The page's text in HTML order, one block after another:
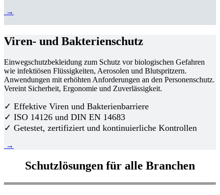
→
Viren- und Bakterienschutz
Einwegschutzbekleidung zum Schutz vor biologischen Gefahren
wie infektiösen Flüssigkeiten, Aerosolen und Blutspritzern.
Anwendungen mit erhöhten Anforderungen an den Personenschutz.
Vereint Sicherheit, Ergonomie und Zuverlässigkeit.
✓ Effektive Viren und Bakterienbarriere
✓ ISO 14126 und DIN EN 14683
✓ Getestet, zertifiziert und kontinuierliche Kontrollen
→
Schutzlösungen für alle Branchen